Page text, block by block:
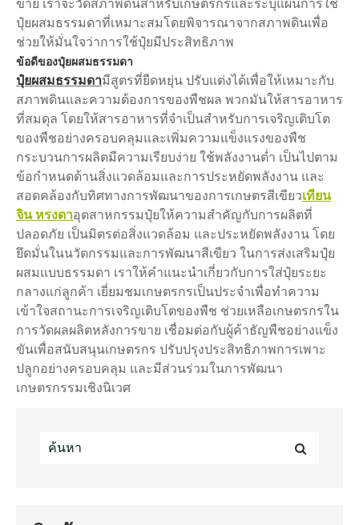
ขาย เราจะวัดสภาพดินสำหรับเกษตรกรและระบุแผนการใช้
ปุ๋ยผสมธรรมดาที่เหมาะสมโดยพิจารณาจากสภาพดินเพื่อ
ช่วยให้มั่นใจว่าการใช้ปุ๋ยมีประสิทธิภาพ
ข้อดีของปุ๋ยผสมธรรมดา
ปุ๋ยผสมธรรมดามีสูตรที่ยืดหยุ่น ปรับแต่งได้เพื่อให้เหมาะกับ
สภาพดินและความต้องการของพืชผล พวกมันให้สารอาหาร
ที่สมดุล โดยให้สารอาหารที่จำเป็นสำหรับการเจริญเติบโต
ของพืชอย่างครอบคลุมและเพิ่มความแข็งแรงของพืช
กระบวนการผลิตมีความเรียบง่าย ใช้พลังงานต่ำ เป็นไปตาม
ข้อกำหนดด้านสิ่งแวดล้อมและการประหยัดพลังงาน และ
สอดคล้องกับทิศทางการพัฒนาของการเกษตรสีเขียวเทียน
จิน หรงดาอุตสาหกรรมปุ๋ยให้ความสำคัญกับการผลิตที่
ปลอดภัย เป็นมิตรต่อสิ่งแวดล้อม และประหยัดพลังงาน โดย
ยึดมั่นในนวัตกรรมและการพัฒนาสีเขียว ในการส่งเสริมปุ๋ย
ผสมแบบธรรมดา เราให้คำแนะนำเกี่ยวกับการใส่ปุ๋ยระยะ
กลางแก่ลูกค้า เยี่ยมชมเกษตรกรเป็นประจำเพื่อทำความ
เข้าใจสถานะการเจริญเติบโตของพืช ช่วยเหลือเกษตรกรใน
การวัดผลผลิตหลังการขาย เชื่อมต่อกับผู้ค้าธัญพืชอย่างแข็ง
ขันเพื่อสนับสนุนเกษตรกร ปรับปรุงประสิทธิภาพการเพาะ
ปลูกอย่างครอบคลุม และมีส่วนร่วมในการพัฒนา
เกษตรกรรมเชิงนิเวศ